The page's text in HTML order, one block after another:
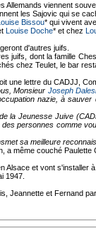
Allemands viennent
les Sajovic qui se
Bissou* qui vivent
Louise Doche* et chez
d'autres juifs.
juifs, dont la famille
chez Teulet, le bar
une lettre du CADJJ,
Monsieur Joseph
nazie, à
la Jeunesse Juive
personnes comme
sa meilleure
a même couché Paulette
Alsace et vont s'installer
1947.
Jeannette et Fernand